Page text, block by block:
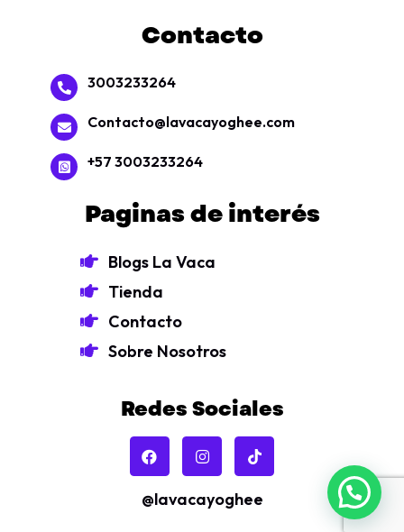
Contacto
3003233264
Contacto@lavacayoghee.com
+57 3003233264
Paginas de interés
Blogs La Vaca
Tienda
Contacto
Sobre Nosotros
Redes Sociales
@lavacayoghee